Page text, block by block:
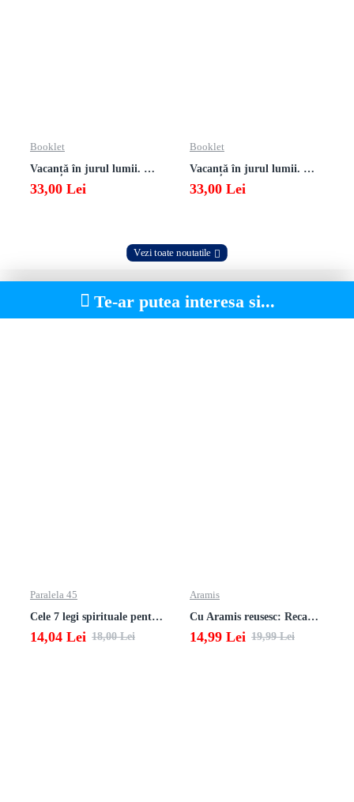
Booklet
Vacanță în jurul lumii. Matematică clasa a VII-a – EDIȚIA 2026
33,00 Lei
Booklet
Vacanță în jurul lumii. Matematică clasa a VI-a – EDIȚIA 2026
33,00 Lei
Vezi toate noutatile
Te-ar putea interesa si...
Paralela 45
Cele 7 legi spirituale pentru parinti
14,04 Lei 18,00 Lei
Aramis
Cu Aramis reusesc: Recapitulare si evaluare - Clasa a 3-a (Matematica si Stiinte ale naturii)
14,99 Lei 19,99 Lei